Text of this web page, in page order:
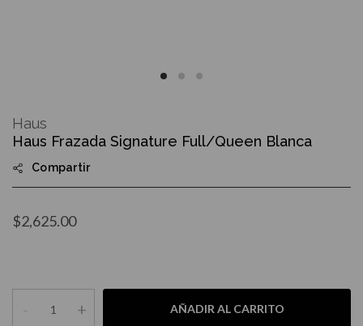
the
beginning
the
images
Haus Frazada Signature Full/Queen Blanca
Compartir
$2,625.00
- + AÑADIR AL CARRITO
Haus